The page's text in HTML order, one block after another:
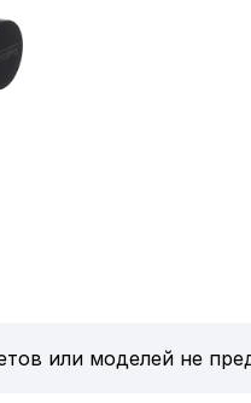
или моделей не